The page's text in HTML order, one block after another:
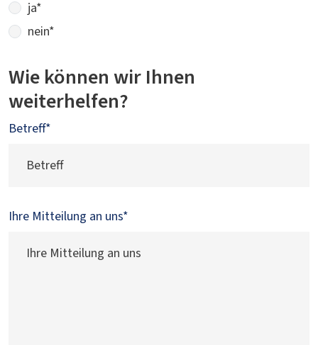
ja*
nein*
Wie können wir Ihnen
weiterhelfen?
Betreff*
Ihre Mitteilung an uns*